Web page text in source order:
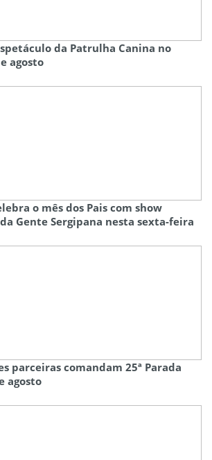
da Patrulha Canina no
agosto
o mês dos Pais com show
Gente Sergipana nesta sexta-feira
parceiras comandam 25ª Parada
agosto